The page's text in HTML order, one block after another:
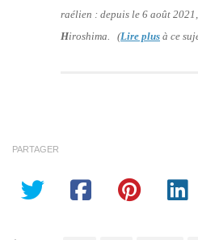
raélien : depuis le 6 août 2021,
Hiroshima. (Lire plus à ce
PARTAGER